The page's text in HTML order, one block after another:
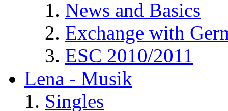
News and Basics
Exchange with
ESC 2010/2011
Lena - Musik
Singles